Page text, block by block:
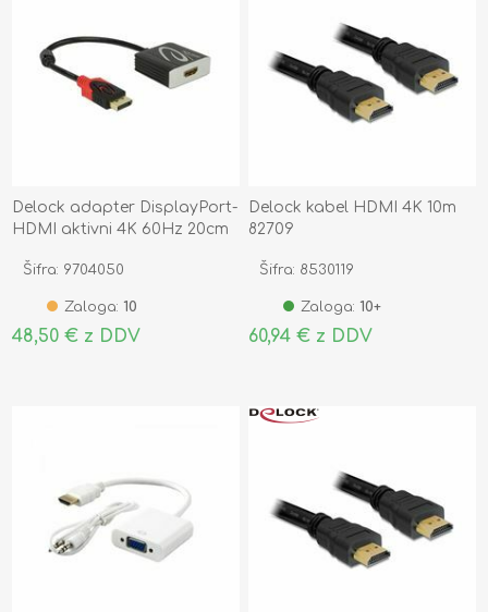
Delock adapter DisplayPort-
HDMI aktivni 4K 60Hz 20cm
Šifra: 9704050
Zaloga: 10
48,50 € z DDV
Delock kabel HDMI 4K 10m
82709
Šifra: 8530119
Zaloga: 10+
60,94 € z DDV